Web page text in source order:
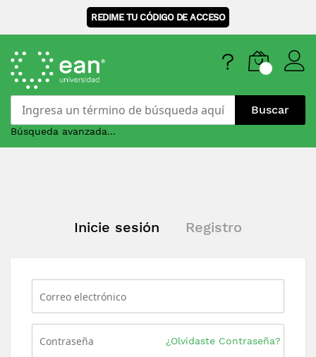
REDIME TU CÓDIGO DE ACCESO
Buscar
Búsqueda avanzada...
Inicie sesión Registro
¿Olvidaste Contraseña?